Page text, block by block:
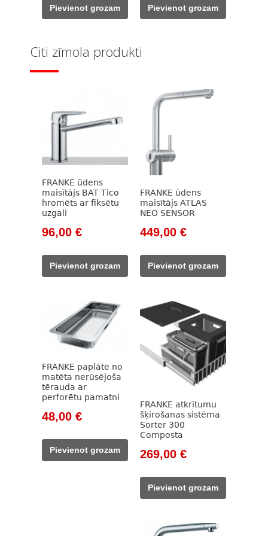
237,00 €.
178,00 €.
Pievienot grozam
331,00 €.
190,00 €.
Pievienot grozam
Citi zīmola produkti
FRANKE ūdens
maisītājs BAT Tico
hromēts ar fiksētu
uzgali
Original
was:
128,00 €.
96,00 €Current
Pievienot grozam
FRANKE ūdens
maisītājs ATLAS
NEO SENSOR
Original
was:
599,00 €.
449,00 €Current
449,00 €.
Pievienot grozam
FRANKE paplāte no
matēta nerūsējoša
tērauda ar
perforētu pamatni
Original
was:
63,00 €.
48,00 €Current
48,00 €.
Pievienot grozam
FRANKE atkritumu
šķirošanas sistēma
Sorter 300
Composta
Original
was:
358,00 €.
269,00 €Current
269,00 €.
Pievienot grozam